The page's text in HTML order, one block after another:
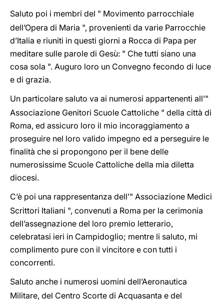
Saluto poi i membri del " Movimento parrocchiale
dell’Opera di Maria ", provenienti da varie Parrocchie
d’Italia e riuniti in questi giorni a Rocca di Papa per
meditare sulle parole di Gesù: " Che tutti siano una
cosa sola ". Auguro loro un Convegno fecondo di luce
e di grazia.
Un particolare saluto va ai numerosi appartenenti all’"
Associazione Genitori Scuole Cattoliche " della città di
Roma, ed assicuro loro il mio incoraggiamento a
proseguire nel loro valido impegno ed a perseguire le
finalità che si propongono per il bene delle
numerosissime Scuole Cattoliche della mia diletta
diocesi.
C’è poi una rappresentanza dell’" Associazione Medici
Scrittori Italiani ", convenuti a Roma per la cerimonia
dell’assegnazione del loro premio letterario,
celebratasi ieri in Campidoglio; mentre li saluto, mi
complimento pure con il vincitore e con tutti i
concorrenti.
Saluto anche i numerosi uomini dell’Aeronautica
Militare, del Centro Scorte di Acquasanta e del